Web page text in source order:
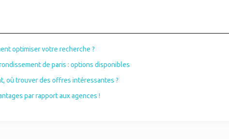
optimiser votre recherche ?
de paris : options disponibles
où trouver des offres intéressantes ?
par rapport aux agences !